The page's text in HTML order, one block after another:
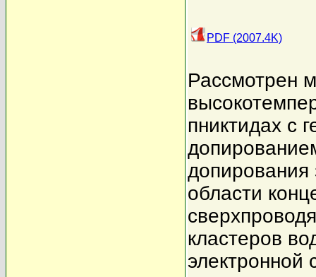
PDF (2007.4K)
Рассмотрен
пниктидах с
области
кластеров
электронной